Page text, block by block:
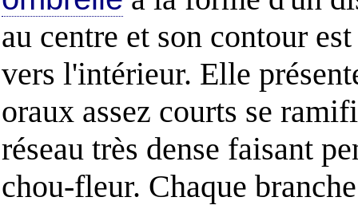
au centre et son contour
vers l'intérieur. Elle
oraux assez courts se
réseau très dense faisant
chou-fleur. Chaque